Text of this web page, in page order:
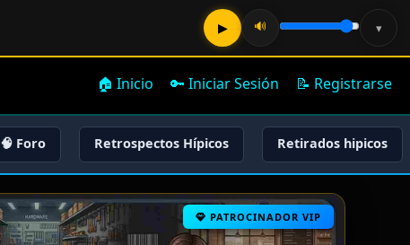
🏠 Inicio 🔑 Iniciar Sesión 📝 Registrarse
🧠 Foro Retrospectos Hípicos Retirados hipicos
PATROCINADOR VIP
▶ 🔊 ▾